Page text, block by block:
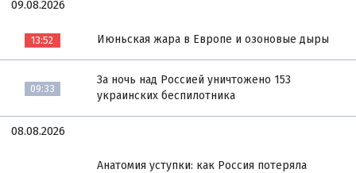
09.08.2026
13:52 Июньская жара в Европе и озоновые дыры
09:33
За ночь над Россией уничтожено 153
украинских беспилотника
08.08.2026
Анатомия уступки: как Россия потеряла